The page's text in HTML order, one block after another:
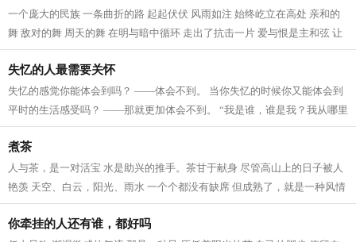
一个庞大的民族 一条曲折的路 起起伏伏 风雨如注 始终屹立在高处 亲和的
舞 敌对的舞 周天的舞 在明与暗中循环 走出了抗击一片 爱与恨是主和弦 让
铁与血成为波澜 破与立交织 信手拈...
失忆的人最需要关怀
失忆的感觉你能体会到吗？ ——体会不到。 当你失忆的时候你又能体会到
平时的生活感受吗？ ——那就更加体会不到。 “我是谁，谁是我？我从哪里
来……” 生活的许多问题总是让...
煮茶
人与茶，是一对活宝 水是助兴的推手。茶甘于献身 尽管高山上的日子被人
艳羡 天空、白云，阳光、雨水 一个个都没有缺席 但成熟了，就是一种风情
被人揉搓杀青 被高温淬炼 一点一...
你牵挂的人还有谁，都好吗